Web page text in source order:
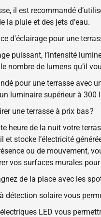
il est recommandé
la pluie et des jets d’eau.
d'éclairage pour une
puissant, l’intensité
nombre de lumens qu’il
pour une terrasse avec
luminaire supérieur à 300
une terrasse à prix bas ?
heure de la nuit votre
et stocke l’électricité
ou de mouvement,
vos surfaces murales
de la place avec les
détection solaire vous
LED vous